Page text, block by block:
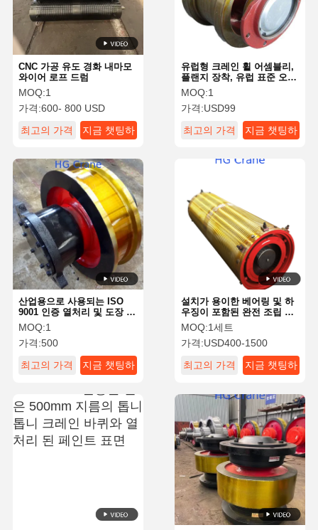
홈 제품 소개 회사 소개
공장 투어 품질 관리 연락처 뉴스
모든 케이스
지금 챗팅하
유럽형 크레인 휠 어셈블리,
플랜지 장착, 유럽 표준 오버
헤드 크레인용
MOQ:1
가격:USD99
최고의 가격
지금 챗팅하
CNC 가공 유도 경화 내마모
와이어 로프 드럼
MOQ:1
가격:600- 800 USD
최고의 가격
지금 챗팅하
설치가 용이한 베어링 및 하
우징이 포함된 완전 조립 와
이어 로프 드럼
MOQ:1세트
가격:USD400-1500
최고의 가격
지금 챗팅하
산업용으로 사용되는 ISO
9001 인증 열처리 및 도장 처
리된 직경 500mm 크레인 휠
MOQ:1
가격:500
최고의 가격
지금 챗팅하